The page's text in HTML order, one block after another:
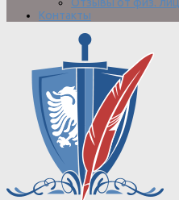
Отзывы от физ. лиц
Контакты